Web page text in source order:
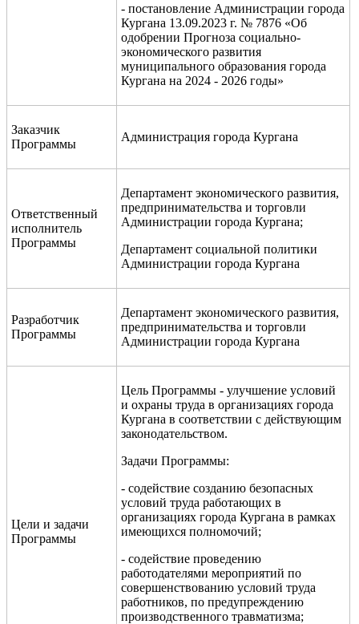
- постановление Администрации города
Кургана 13.09.2023 г. № 7876 «Об
одобрении Прогноза социально-
экономического развития
муниципального образования города
Кургана на 2024 - 2026 годы»
Заказчик
Программы
Администрация города Кургана
Ответственный
исполнитель
Программы
Департамент экономического развития,
предпринимательства и торговли
Администрации города Кургана;
Департамент социальной политики
Администрации города Кургана
Разработчик
Программы
Департамент экономического развития,
предпринимательства и торговли
Администрации города Кургана
Цели и задачи
Программы
Цель Программы - улучшение условий
и охраны труда в организациях города
Кургана в соответствии с действующим
законодательством.
Задачи Программы:
- содействие созданию безопасных
условий труда работающих в
организациях города Кургана в рамках
имеющихся полномочий;
- содействие проведению
работодателями мероприятий по
совершенствованию условий труда
работников, по предупреждению
производственного травматизма;